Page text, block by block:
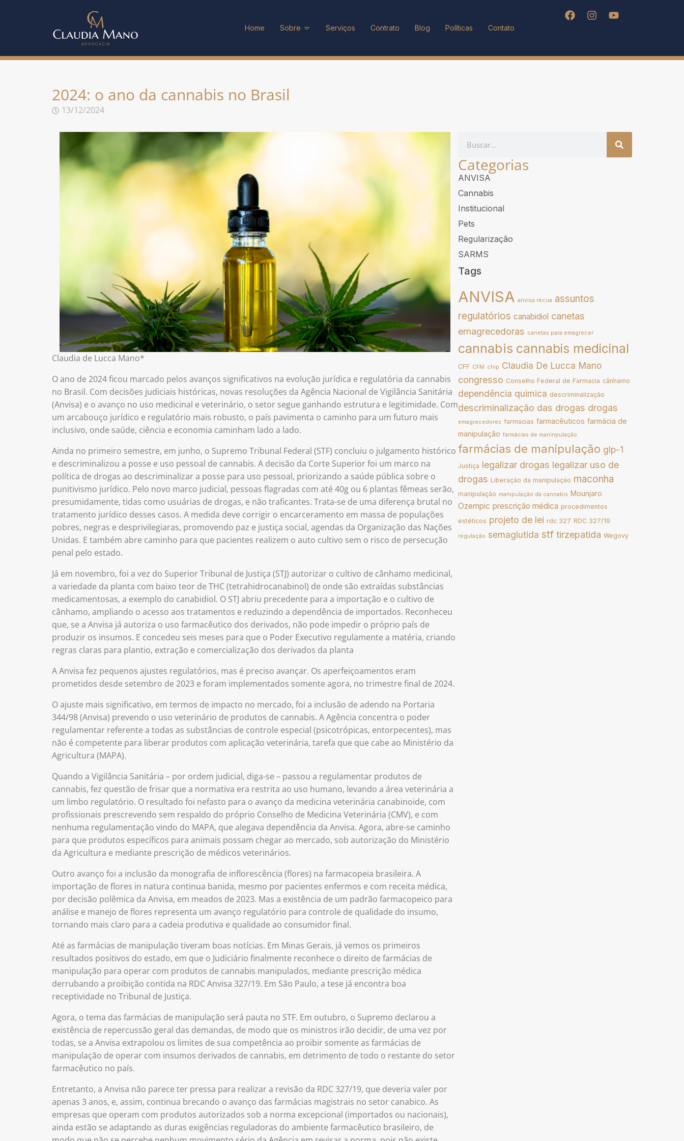
Home Sobre Serviços Contrato Blog Políticas Contato
2024: o ano da cannabis no Brasil
13/12/2024
Claudia de Lucca Mano*
O ano de 2024 ficou marcado pelos avanços significativos na evolução jurídica e regulatória da cannabis
no Brasil. Com decisões judiciais históricas, novas resoluções da Agência Nacional de Vigilância Sanitária
(Anvisa) e o avanço no uso medicinal e veterinário, o setor segue ganhando estrutura e legitimidade. Com
um arcabouço jurídico e regulatório mais robusto, o país pavimenta o caminho para um futuro mais
inclusivo, onde saúde, ciência e economia caminham lado a lado.
Ainda no primeiro semestre, em junho, o Supremo Tribunal Federal (STF) concluiu o julgamento histórico
e descriminalizou a posse e uso pessoal de cannabis. A decisão da Corte Superior foi um marco na
política de drogas ao descriminalizar a posse para uso pessoal, priorizando a saúde pública sobre o
punitivismo jurídico. Pelo novo marco judicial, pessoas flagradas com até 40g ou 6 plantas fêmeas serão,
presumidamente, tidas como usuárias de drogas, e não traficantes. Trata-se de uma diferença brutal no
tratamento jurídico desses casos. A medida deve corrigir o encarceramento em massa de populações
pobres, negras e desprivilegiaras, promovendo paz e justiça social, agendas da Organização das Nações
Unidas. E também abre caminho para que pacientes realizem o auto cultivo sem o risco de persecução
penal pelo estado.
Já em novembro, foi a vez do Superior Tribunal de Justiça (STJ) autorizar o cultivo de cânhamo medicinal,
a variedade da planta com baixo teor de THC (tetrahidrocanabinol) de onde são extraídas substâncias
medicamentosas, a exemplo do canabidiol. O STJ abriu precedente para a importação e o cultivo de
cânhamo, ampliando o acesso aos tratamentos e reduzindo a dependência de importados. Reconheceu
que, se a Anvisa já autoriza o uso farmacêutico dos derivados, não pode impedir o próprio país de
produzir os insumos. E concedeu seis meses para que o Poder Executivo regulamente a matéria, criando
regras claras para plantio, extração e comercialização dos derivados da planta
A Anvisa fez pequenos ajustes regulatórios, mas é preciso avançar. Os aperfeiçoamentos eram
prometidos desde setembro de 2023 e foram implementados somente agora, no trimestre final de 2024.
O ajuste mais significativo, em termos de impacto no mercado, foi a inclusão de adendo na Portaria
344/98 (Anvisa) prevendo o uso veterinário de produtos de cannabis. A Agência concentra o poder
regulamentar referente a todas as substâncias de controle especial (psicotrópicas, entorpecentes), mas
não é competente para liberar produtos com aplicação veterinária, tarefa que que cabe ao Ministério da
Agricultura (MAPA).
Quando a Vigilância Sanitária – por ordem judicial, diga-se – passou a regulamentar produtos de
cannabis, fez questão de frisar que a normativa era restrita ao uso humano, levando a área veterinária a
um limbo regulatório. O resultado foi nefasto para o avanço da medicina veterinária canabinoide, com
profissionais prescrevendo sem respaldo do próprio Conselho de Medicina Veterinária (CMV), e com
nenhuma regulamentação vindo do MAPA, que alegava dependência da Anvisa. Agora, abre-se caminho
para que produtos específicos para animais possam chegar ao mercado, sob autorização do Ministério
da Agricultura e mediante prescrição de médicos veterinários.
Outro avanço foi a inclusão da monografia de inflorescência (flores) na farmacopeia brasileira. A
importação de flores in natura continua banida, mesmo por pacientes enfermos e com receita médica,
por decisão polêmica da Anvisa, em meados de 2023. Mas a existência de um padrão farmacopeico para
análise e manejo de flores representa um avanço regulatório para controle de qualidade do insumo,
tornando mais claro para a cadeia produtiva e qualidade ao consumidor final.
Até as farmácias de manipulação tiveram boas notícias. Em Minas Gerais, já vemos os primeiros
resultados positivos do estado, em que o Judiciário finalmente reconhece o direito de farmácias de
manipulação para operar com produtos de cannabis manipulados, mediante prescrição médica
derrubando a proibição contida na RDC Anvisa 327/19. Em São Paulo, a tese já encontra boa
receptividade no Tribunal de Justiça.
Agora, o tema das farmácias de manipulação será pauta no STF. Em outubro, o Supremo declarou a
existência de repercussão geral das demandas, de modo que os ministros irão decidir, de uma vez por
todas, se a Anvisa extrapolou os limites de sua competência ao proibir somente as farmácias de
manipulação de operar com insumos derivados de cannabis, em detrimento de todo o restante do setor
farmacêutico no país.
Entretanto, a Anvisa não parece ter pressa para realizar a revisão da RDC 327/19, que deveria valer por
apenas 3 anos, e, assim, continua brecando o avanço das farmácias magistrais no setor canabico. As
empresas que operam com produtos autorizados sob a norma excepcional (importados ou nacionais),
ainda estão se adaptando as duras exigências reguladoras do ambiente farmacêutico brasileiro, de
Categorias
ANVISA
Cannabis
Institucional
Pets
Regularização
SARMS
Tags
ANVISA anvisa recua assuntos
regulatórios canabidiol canetas
emagrecedoras canetas para emagrecer
cannabis cannabis medicinal
CFF CFM chip Claudia De Lucca Mano
congresso Conselho Federal de Farmacia cânhamo
dependência quimica descriminalização
descriminalização das drogas drogas
emagrecedores farmacias farmacêuticos farmácia de
manipulação farmácias de maninpulação
farmácias de manipulação glp-1
Justiça legalizar drogas legalizar uso de
drogas Liberação da manipulação maconha
manipulação manipulação da cannabis Mounjaro
Ozempic prescrição médica procedimentos
estéticos projeto de lei rdc 327 RDC 327/19
regulação semaglutida stf tirzepatida Wegovy